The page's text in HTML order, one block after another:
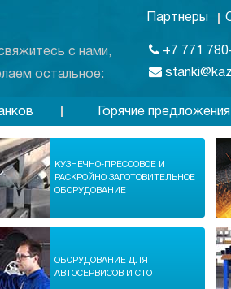
с нами,
остальное:
Партнеры
+7 771
Горячие предложения
КУЗНЕЧНО-ПРЕССОВОЕ И
РАСКРОЙНО ЗАГОТОВИТЕЛЬНОЕ
ОБОРУДОВАНИЕ
ОБОРУДОВАНИЕ ДЛЯ
АВТОСЕРВИСОВ И СТО